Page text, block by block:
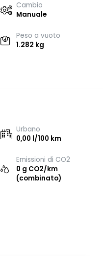
Cambio
Manuale
Peso a vuoto
1.282 kg
Urbano
0,00 l/100 km
Emissioni di CO2
0 g CO2/km
(combinato)